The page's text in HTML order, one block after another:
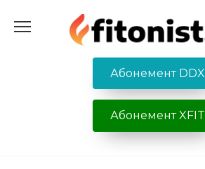
содержанию
Абонемент DDX
Абонемент XFIT